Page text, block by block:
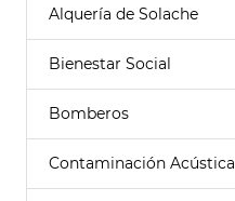
Alquería de Solache
Bienestar Social
Bomberos
Contaminación Acústica